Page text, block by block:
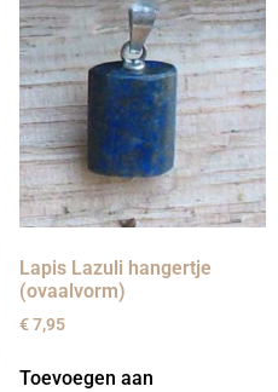
Lapis Lazuli hangertje
(ovaalvorm)
€7,95
Toevoegen aan